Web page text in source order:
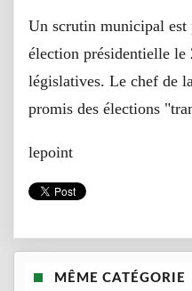
Un scrutin municipal
élection présidentielle
législatives. Le chef de
promis des élections
lepoint
MÊME CATÉGORIE